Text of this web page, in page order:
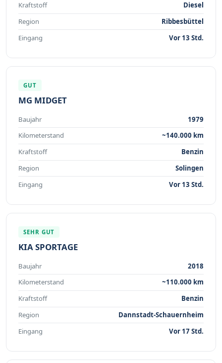
Kraftstoff
Diesel
Region
Ribbesbüttel
Eingang
Vor 13 Std.
GUT
MG MIDGET
Baujahr
1979
Kilometerstand
~140.000 km
Kraftstoff
Benzin
Region
Solingen
Eingang
Vor 13 Std.
SEHR GUT
KIA SPORTAGE
Baujahr
2018
Kilometerstand
~110.000 km
Kraftstoff
Benzin
Region
Dannstadt-Schauernheim
Eingang
Vor 17 Std.